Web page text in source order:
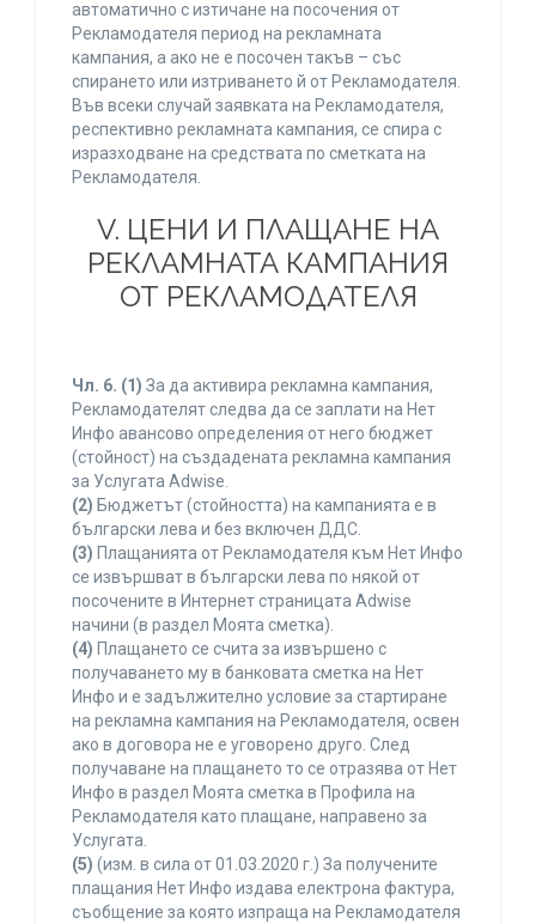
автоматично с изтичане на посочения от
Рекламодателя период на рекламната
кампания, а ако не е посочен такъв – със
спирането или изтриването й от Рекламодателя.
Във всеки случай заявката на Рекламодателя,
респективно рекламната кампания, се спира с
изразходване на средствата по сметката на
Рекламодателя.
V. ЦЕНИ И ПЛАЩАНЕ НА
РЕКЛАМНАТА КАМПАНИЯ
ОТ РЕКЛАМОДАТЕЛЯ
Чл. 6. (1) За да активира рекламна кампания,
Рекламодателят следва да се заплати на Нет
Инфо авансово определения от него бюджет
(стойност) на създадената рекламна кампания
за Услугата Adwise.
(2) Бюджетът (стойността) на кампанията е в
български лева и без включен ДДС.
(3) Плащанията от Рекламодателя към Нет Инфо
се извършват в български лева по някой от
посочените в Интернет страницата Adwise
начини (в раздел Моята сметка).
(4) Плащането се счита за извършено с
получаването му в банковата сметка на Нет
Инфо и е задължително условие за стартиране
на рекламна кампания на Рекламодателя, освен
ако в договора не е уговорено друго. След
получаване на плащането то се отразява от Нет
Инфо в раздел Моята сметка в Профила на
Рекламодателя като плащане, направено за
Услугата.
(5) (изм. в сила от 01.03.2020 г.) За получените
плащания Нет Инфо издава електрона фактура,
съобщение за която изпраща на Рекламодателя